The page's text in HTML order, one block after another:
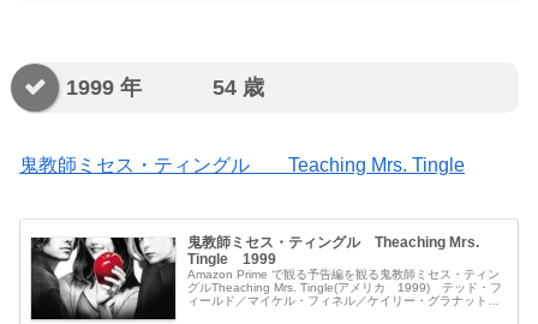
1999 年 54 歳
鬼教師ミセス・ティングル Teaching Mrs. Tingle
鬼教師ミセス・ティングル Theaching Mrs.
Tingle 1999
Amazon Prime で観る予告編を観る鬼教師ミセス・ティン
グルTheaching Mrs. Tingle(アメリカ 1999) テッド・フ
ィールド／マイケル・フィネル／ケイリー・グラナット／